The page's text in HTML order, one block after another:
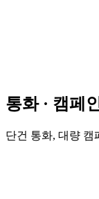
통화 · 캠페
단건 통화, 대량 캠